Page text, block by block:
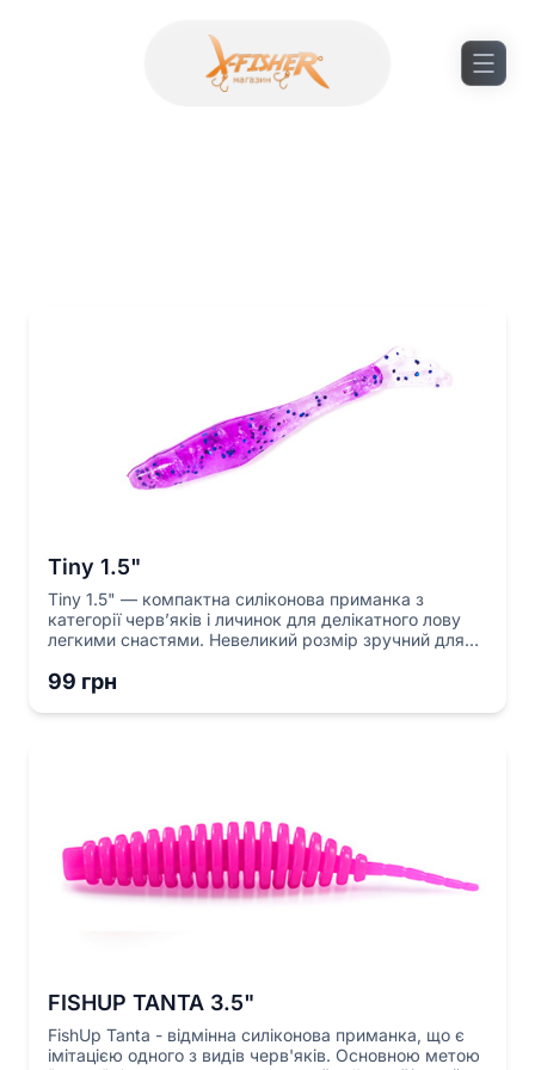
Tiny 1.5"
Tiny 1.5" — компактна силіконова приманка з
категорії черв’яків і личинок для делікатного лову
легкими снастями. Невеликий розмір зручний для
коли риба реагує на дрібний кормовий об’єкт.
Актуальні варіанти виконання, ціна та наявність
зазначені в картці товару.
99 грн
FISHUP TANTA 3.5"
FishUp Tanta - відмінна силіконова приманка, що є
імітацією одного з видів черв'яків. Основною метою